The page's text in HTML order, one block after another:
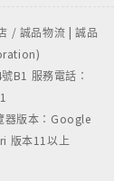
/ 誠品物流 | 誠品
B1 服務電話：
器版本：Google
版本11以上